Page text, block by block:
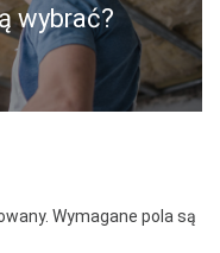
wybrać?
Wymagane pola są